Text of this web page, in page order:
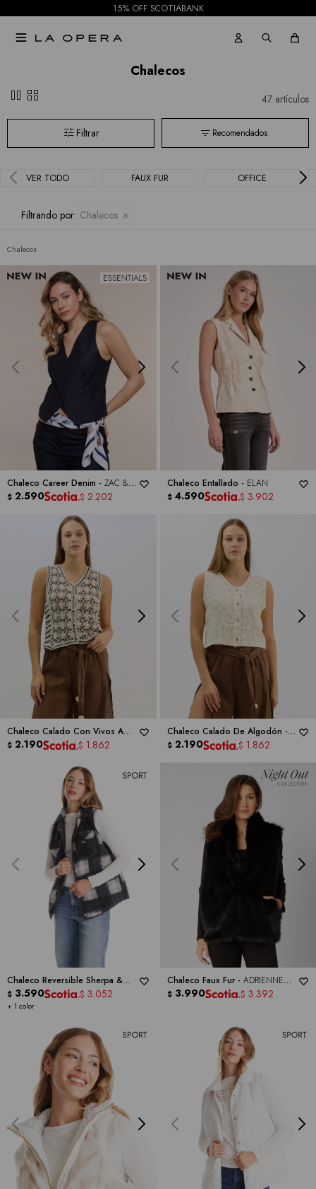
15% OFF SCOTIABANK

Chalecos
pause grid_view 47 artículos
Recomendados
VER TODO FAUX FUR OFFICE
Filtrando por: Chalecos
Chalecos
Chaleco Career Denim - ZAC &
RACHEL
$ 2.590 $ 2.202
Chaleco Entallado - ELAN
$ 4.590 $ 3.902
Chaleco Calado Con Vivos A
Contraste -LIV LOS ANGELES
$ 2.190 $ 1.862
Chaleco Calado De Algodón -
LIV LOS ANGELES
$ 2.190 $ 1.862
Chaleco Reversible Sherpa &
Capitoneado -WEEKEND
ROUTINE
+ 1 color
$ 3.590 $ 3.052
Chaleco Faux Fur - ADRIENNE
LANDAU
$ 3.990 $ 3.392